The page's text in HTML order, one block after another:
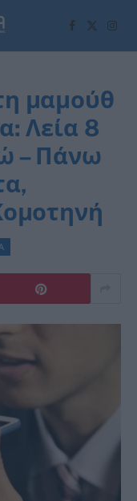
Facebook
X
(Twitter)
μαμούθ
Λεία 8
– Πάνω